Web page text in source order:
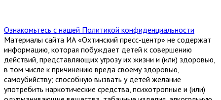
Ознакомьтесь с нашей Политикой конфиденциальности
Материалы сайта ИА «Охтинский пресс-центр» не содержат
информацию, которая побуждает детей к совершению
действий, представляющих угрозу их жизни и (или) здоровью,
в том числе к причинению вреда своему здоровью,
самоубийству; способную вызвать у детей желание
употребить наркотические средства, психотропные и (или)